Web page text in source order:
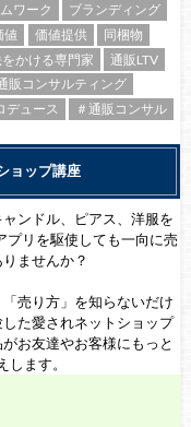
ワーク
ブランディング
値 価値提供
同梱物
かける専門家
通販LTV
販コンサルティング
デュース ＃通販コンサル
ョップ講座
ンドル、ピアス、洋服を
プリを駆使しても一向に売
ませんか？
売り方」を知らないだけ
た愛されネットショップ
お友達やお客様にもっと
ます。